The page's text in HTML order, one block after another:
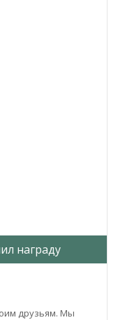
награду
друзьям. Мы